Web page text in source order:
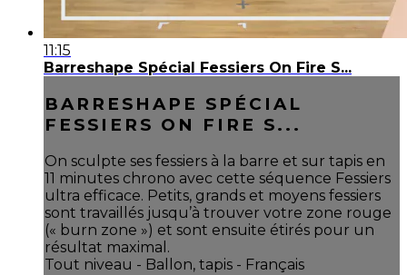
11:15
Barreshape Spécial Fessiers On Fire S...
BARRESHAPE SPÉCIAL
FESSIERS ON FIRE S...
On sculpte ses fessiers à la barre et sur tapis en
11 minutes chrono avec cette séquence Fessiers
ultra efficace. Petits, grands et moyens fessiers
sont travaillés jusqu’à trouver votre zone rouge
(« burn zone ») et sont ensuite étirés pour un
résultat maximal.
Tout niveau - Ballon, tapis - Français